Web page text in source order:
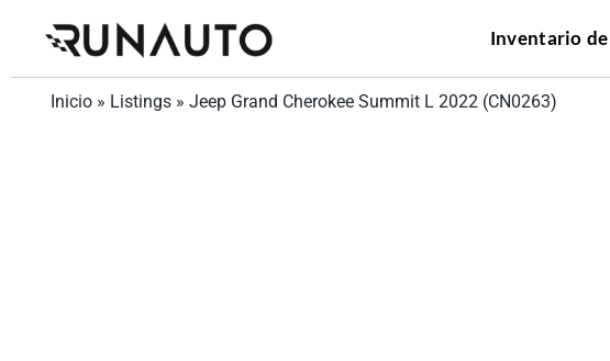
Inventario
Inicio» Listings» Jeep Grand Cherokee Summit L 2022 (CN0263)